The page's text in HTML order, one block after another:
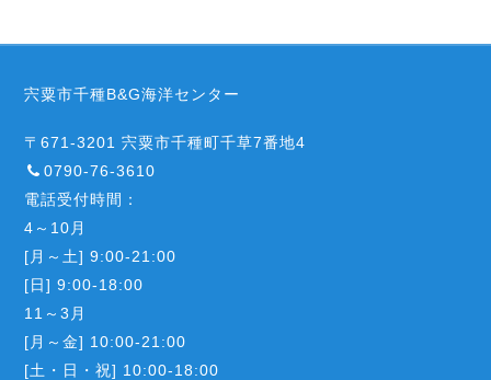
宍粟市千種B&G海洋センター
〒671-3201 宍粟市千種町千草7番地4
0790-76-3610
電話受付時間：
4～10月
[月～土] 9:00-21:00
[日] 9:00-18:00
11～3月
[月～金] 10:00-21:00
[土・日・祝] 10:00-18:00